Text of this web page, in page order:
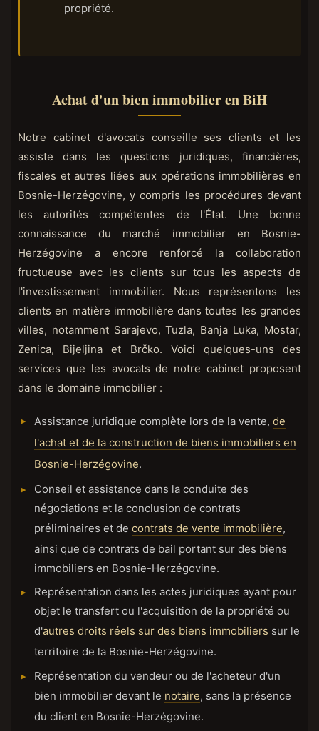
propriété.
Achat d'un bien immobilier en BiH
Notre cabinet d'avocats conseille ses clients et les
assiste dans les questions juridiques, financières,
fiscales et autres liées aux opérations immobilières en
Bosnie-Herzégovine, y compris les procédures devant
les autorités compétentes de l'État. Une bonne
connaissance du marché immobilier en Bosnie-
Herzégovine a encore renforcé la collaboration
fructueuse avec les clients sur tous les aspects de
l'investissement immobilier. Nous représentons les
clients en matière immobilière dans toutes les grandes
villes, notamment Sarajevo, Tuzla, Banja Luka, Mostar,
Zenica, Bijeljina et Brčko. Voici quelques-uns des
services que les avocats de notre cabinet proposent
dans le domaine immobilier :
Assistance juridique complète lors de la vente, de
l'achat et de la construction de biens immobiliers en
Bosnie-Herzégovine.
Conseil et assistance dans la conduite des
négociations et la conclusion de contrats
préliminaires et de contrats de vente immobilière,
ainsi que de contrats de bail portant sur des biens
immobiliers en Bosnie-Herzégovine.
Représentation dans les actes juridiques ayant pour
objet le transfert ou l'acquisition de la propriété ou
d'autres droits réels sur des biens immobiliers sur le
territoire de la Bosnie-Herzégovine.
Représentation du vendeur ou de l'acheteur d'un
bien immobilier devant le notaire, sans la présence
du client en Bosnie-Herzégovine.